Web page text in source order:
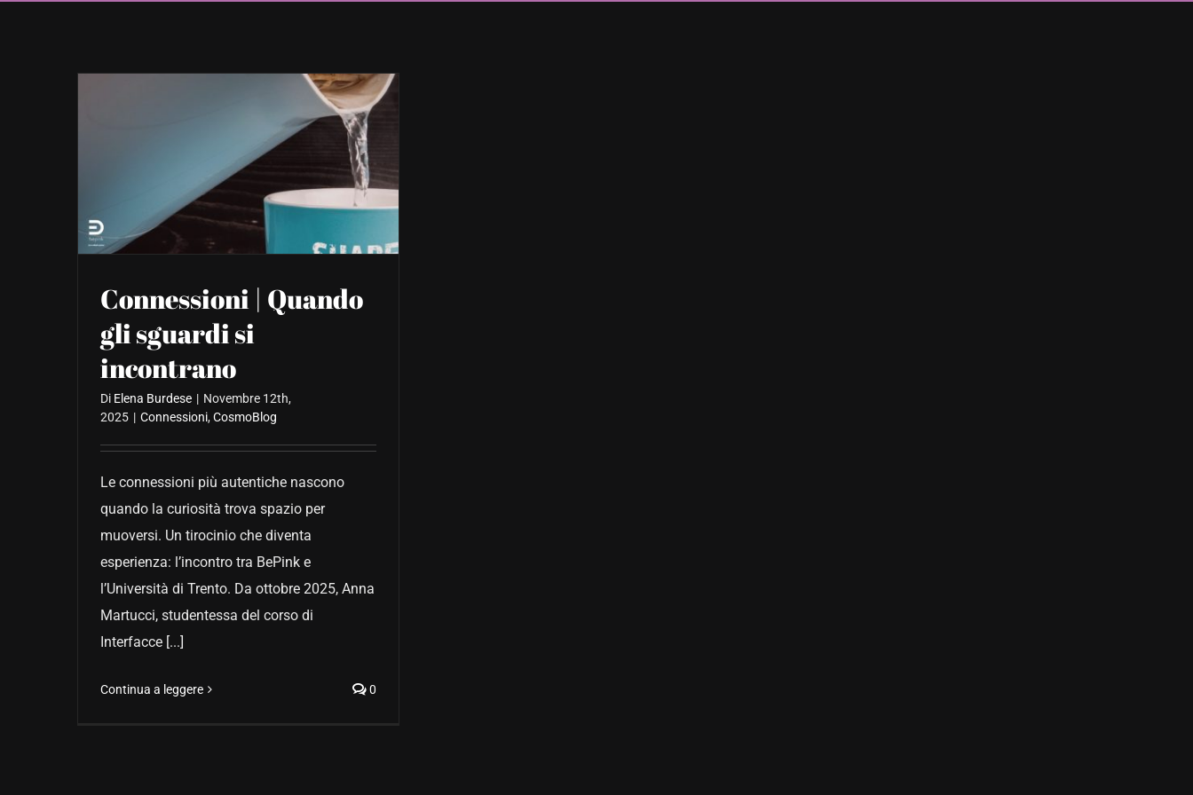
Connessioni | Quando
gli sguardi si
incontrano
Di Elena Burdese | Novembre 12th,
2025 | Connessioni,CosmoBlog
Le connessioni più autentiche nascono
quando la curiosità trova spazio per
muoversi. Un tirocinio che diventa
esperienza: l’incontro tra BePink e
l’Università di Trento. Da ottobre 2025, Anna
Martucci, studentessa del corso di
Interfacce [...]
Continua a leggere 0